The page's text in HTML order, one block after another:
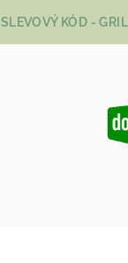
SLEVOVÝ KÓD -